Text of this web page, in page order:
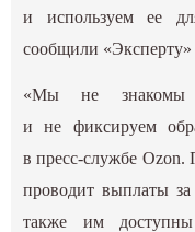
и используем ее
сообщили
«‎Мы не знакомы с
и не фиксируем
в пресс-службе Ozon.
проводит выплаты
также им